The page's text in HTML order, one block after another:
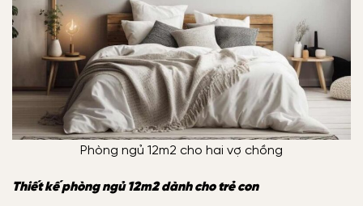
Phòng ngủ 12m2 cho hai vợ chồng
Thiết kế phòng ngủ 12m2 dành cho trẻ con